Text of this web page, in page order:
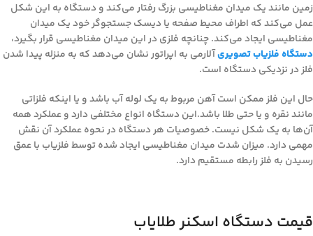
زمین مانند یک میدان مغناطیسی بزرگ رفتار می‌کند و دستگاه به این شکل
عمل می‌کند که اطراف محیط صفحه یا دیسک جستجوگر خود یک میدان
مغناطیسی ایجاد می‌کند. چنانچه فلزی در این میدان مغناطیسی قرار بگیرد،
دستگاه فلزیاب تصویریآلارمی به اپراتور نشان می‌دهد که به منزله پیدا شدن
فلز در نزدیکی دستگاه است.
حال این فلز ممکن است آهن مربوط به یک لوله آب باشد و یا اینکه فلزاتی
مانند نقره و یا حتی طلا باشد.این دستگاه انواع مختلفی دارد و عملکرد همه
آن‌ها به یک شکل نیست. خصوصیات هر دستگاه در نحوه عملکرد آن نقش
مهمی دارد. میزان شدت میدان مغناطیسی ایجاد شده توسط فلزیاب با عمق
رسیدن به فلز رابطه مستقیم دارد.
قیمت دستگاه اسکنر طلایاب